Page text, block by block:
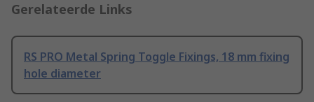
Gerelateerde Links
RS PRO Metal Spring Toggle Fixings, 18 mm fixing
hole diameter